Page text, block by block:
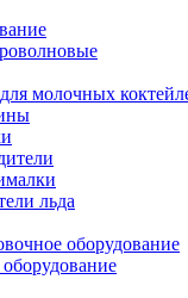
молочных
льда
оборудование